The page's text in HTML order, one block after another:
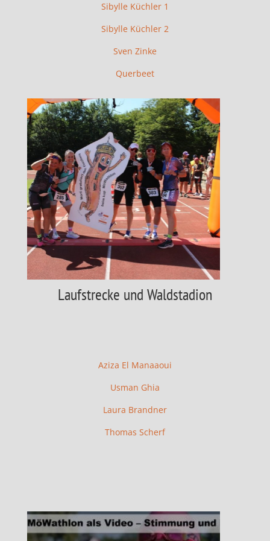
Sibylle Küchler 1
Sibylle Küchler 2
Sven Zinke
Querbeet
Laufstrecke und Waldstadion
Aziza El Manaaoui
Usman Ghia
Laura Brandner
Thomas Scherf